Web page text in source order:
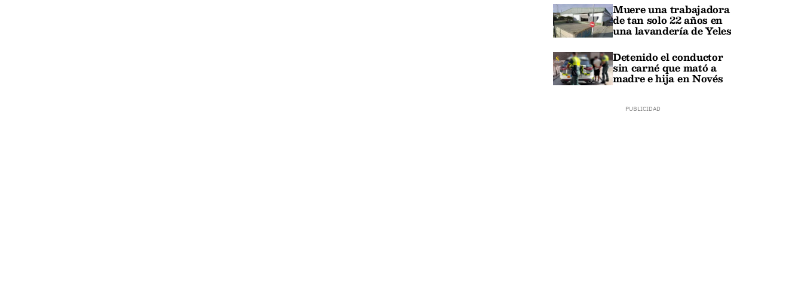
Muere una trabajadora
de tan solo 22 años en
una lavandería de Yeles
Detenido el conductor
sin carné que mató a
madre e hija en Novés